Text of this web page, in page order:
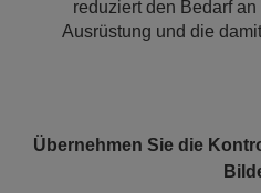
reduziert den Bedarf
Ausrüstung und die
Übernehmen Sie die